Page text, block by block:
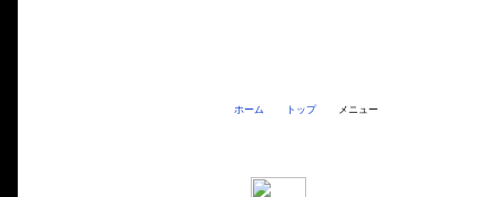
ホーム トップ メニュー